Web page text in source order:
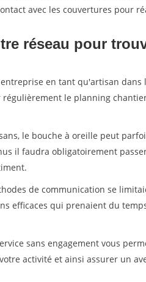
avec les couvertures pour
réseau pour
en tant qu'artisan
le planning
le bouche à oreille peut
il faudra obligatoirement
de communication se
efficaces qui prenaient du
sans engagement vous
activité et ainsi assurer un